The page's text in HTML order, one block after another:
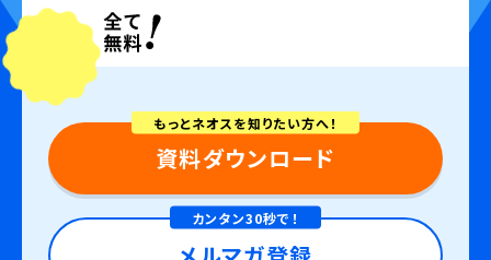
もっとネオスを知りたい方へ！
資料ダウンロード
カンタン30秒で！